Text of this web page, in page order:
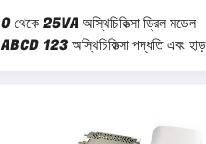
0 থেকে 25VA অস্থিচিকিত্সা ড্রিল মডেল
ABCD 123 অস্থিচিকিত্সা পদ্ধতি এবং হাড়
সার্জারি জন্য স্পষ্টতা অস্ত্রোপচার সরঞ্জাম